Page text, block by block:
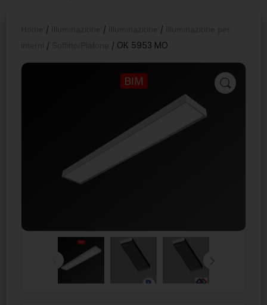
/ / /
/ / OK 5953 MO